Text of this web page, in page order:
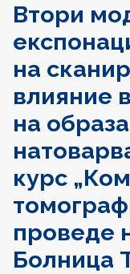
Втори
на
влияние
на
курс
проведе
Болница